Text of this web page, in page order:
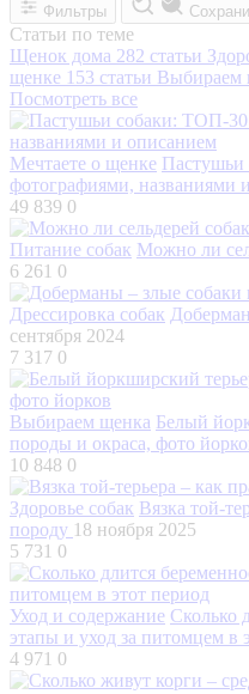
Фильтры
Статьи по теме
Щенок дома 282 статьи
щенке 153 статьи Выбираем
Посмотреть все
Мечтаете о щенке Пастушьи
фотографиями, названиями
49 839 0
Питание собак Можно ли
6 261 0
Дрессировка собак
сентября 2024
7 317 0
Выбираем щенка Белый
породы и окраса, фото
10 848 0
Здоровье собак Вязка той-
породу 18 ноября 2025
5 731 0
Уход и содержание Сколько
этапы и уход за питомцем в
4 971 0